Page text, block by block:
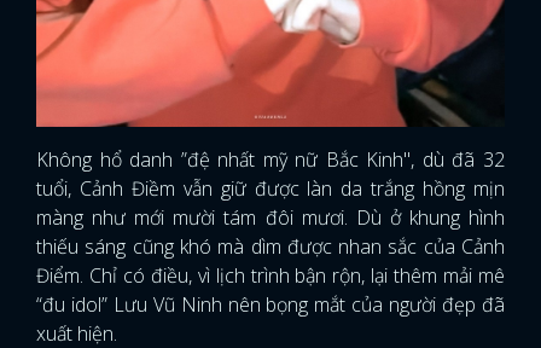
Không hổ danh ”đệ nhất mỹ nữ Bắc Kinh", dù đã 32
tuổi, Cảnh Điềm vẫn giữ được làn da trắng hồng mịn
màng như mới mười tám đôi mươi. Dù ở khung hình
thiếu sáng cũng khó mà dìm được nhan sắc của Cảnh
Điểm. Chỉ có điều, vì lịch trình bận rộn, lại thêm mải mê
“đu idol” Lưu Vũ Ninh nên bọng mắt của người đẹp đã
xuất hiện.